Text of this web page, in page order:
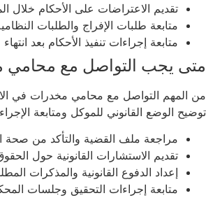
تقديم الاعتراضات على الأحكام خلال
متابعة طلبات الإفراج والطلبات
متابعة إجراءات تنفيذ الأحكام بعد
متى يجب التواصل مع محامي
من المهم التواصل مع محامي مخدرات في
توضيح الوضع القانوني للموكل ومتابعة
مراجعة ملف القضية والتأكد من صحة
تقديم الاستشارات القانونية حول
إعداد الدفوع القانونية والمذكرات
متابعة إجراءات التحقيق وجلسات